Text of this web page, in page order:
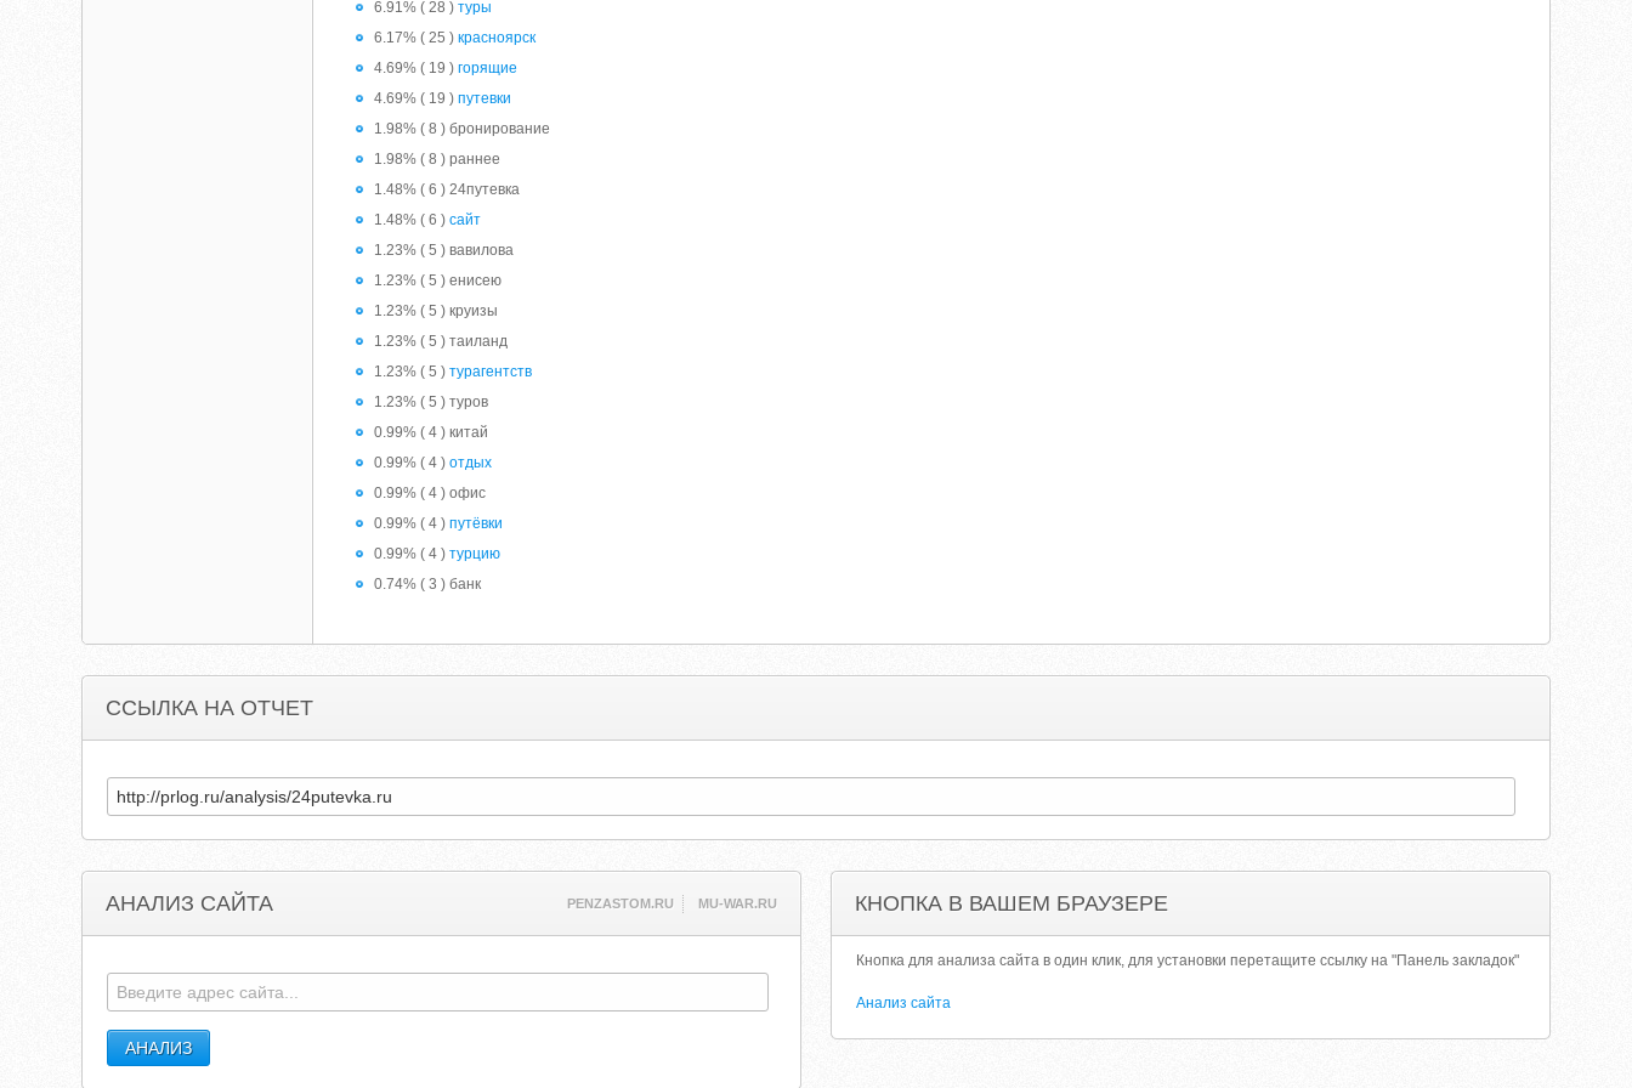
6.91% ( 28 )туры
6.17% ( 25 )красноярск
4.69% ( 19 )горящие
4.69% ( 19 )путевки
1.98% ( 8 ) бронирование
1.98% ( 8 ) раннее
1.48% ( 6 ) 24путевка
1.48% ( 6 )сайт
1.23% ( 5 ) вавилова
1.23% ( 5 ) енисею
1.23% ( 5 ) круизы
1.23% ( 5 ) таиланд
1.23% ( 5 )турагентств
1.23% ( 5 ) туров
0.99% ( 4 ) китай
0.99% ( 4 )отдых
0.99% ( 4 ) офис
0.99% ( 4 )путёвки
0.99% ( 4 )турцию
0.74% ( 3 ) банк
ССЫЛКА НА ОТЧЕТ
АНАЛИЗ САЙТА PENZASTOM.RU MU-WAR.RU КНОПКА В ВАШЕМ БРАУЗЕРЕ
Кнопка для анализа сайта в один клик, для установки перетащите ссылку на "Панель закладок"
Анализ сайта